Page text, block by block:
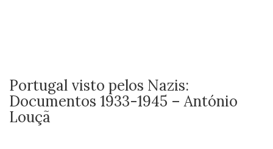
Portugal visto pelos Nazis:
Documentos 1933-1945 – António
Louçã